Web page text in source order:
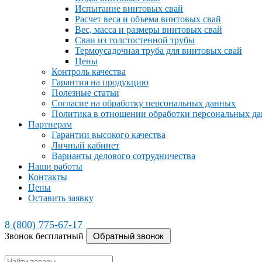
Испытание винтовых свай
Расчет веса и объема винтовых свай
Вес, масса и размеры винтовых свай
Сваи из толстостенной трубы
Термоусадочная труба для винтовых свай
Цены
Контроль качества
Гарантия на продукцию
Полезные статьи
Согласие на обработку персональных данных
Политика в отношении обработки персональных
Партнерам
Гарантии высокого качества
Личный кабинет
Варианты делового сотрудничества
Наши работы
Контакты
Цены
Оставить заявку
8 (800) 775-67-17
Звонок бесплатный